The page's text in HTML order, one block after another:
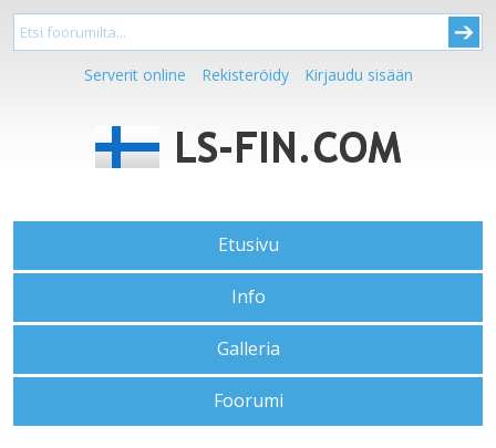
Serverit online Rekisteröidy Kirjaudu sisään
Etusivu
Info
Galleria
Foorumi